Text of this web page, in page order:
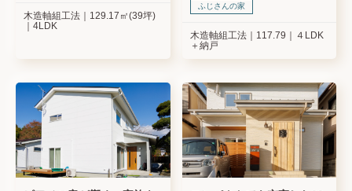
木造軸組工法
129.17㎡(39坪)
4LDK
ふじさんの家
木造軸組工法 117.79
４LDK
＋納戸